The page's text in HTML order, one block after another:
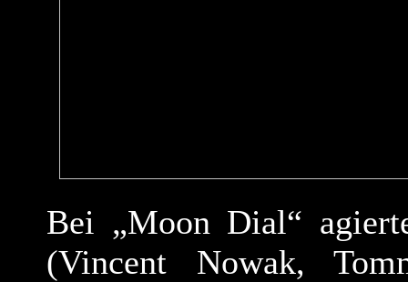
Bei „Moon Dial“
(Vincent Nowak,